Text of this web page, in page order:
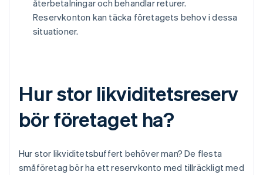
återbetalningar och behandlar returer.
Reservkonton kan täcka företagets behov i dessa
situationer.
Hur stor likviditetsreserv
bör företaget ha?
Hur stor likviditetsbuffert behöver man? De flesta
småföretag bör ha ett reservkonto med tillräckligt med